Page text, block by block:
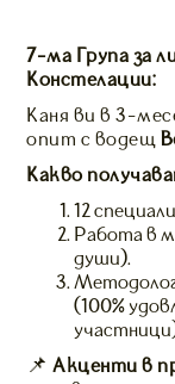
7-ма Група за
Констелации:
Каня ви в 3-
опит с водещ
Какво
12
Работа в
души).
(100%
📌Акценти в